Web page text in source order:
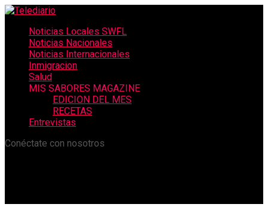
Noticias Locales SWFL
Noticias Nacionales
Noticias Internacionales
Inmigracion
Salud
MIS SABORES MAGAZINE
EDICION DEL MES
RECETAS
Entrevistas
Conéctate con nosotros